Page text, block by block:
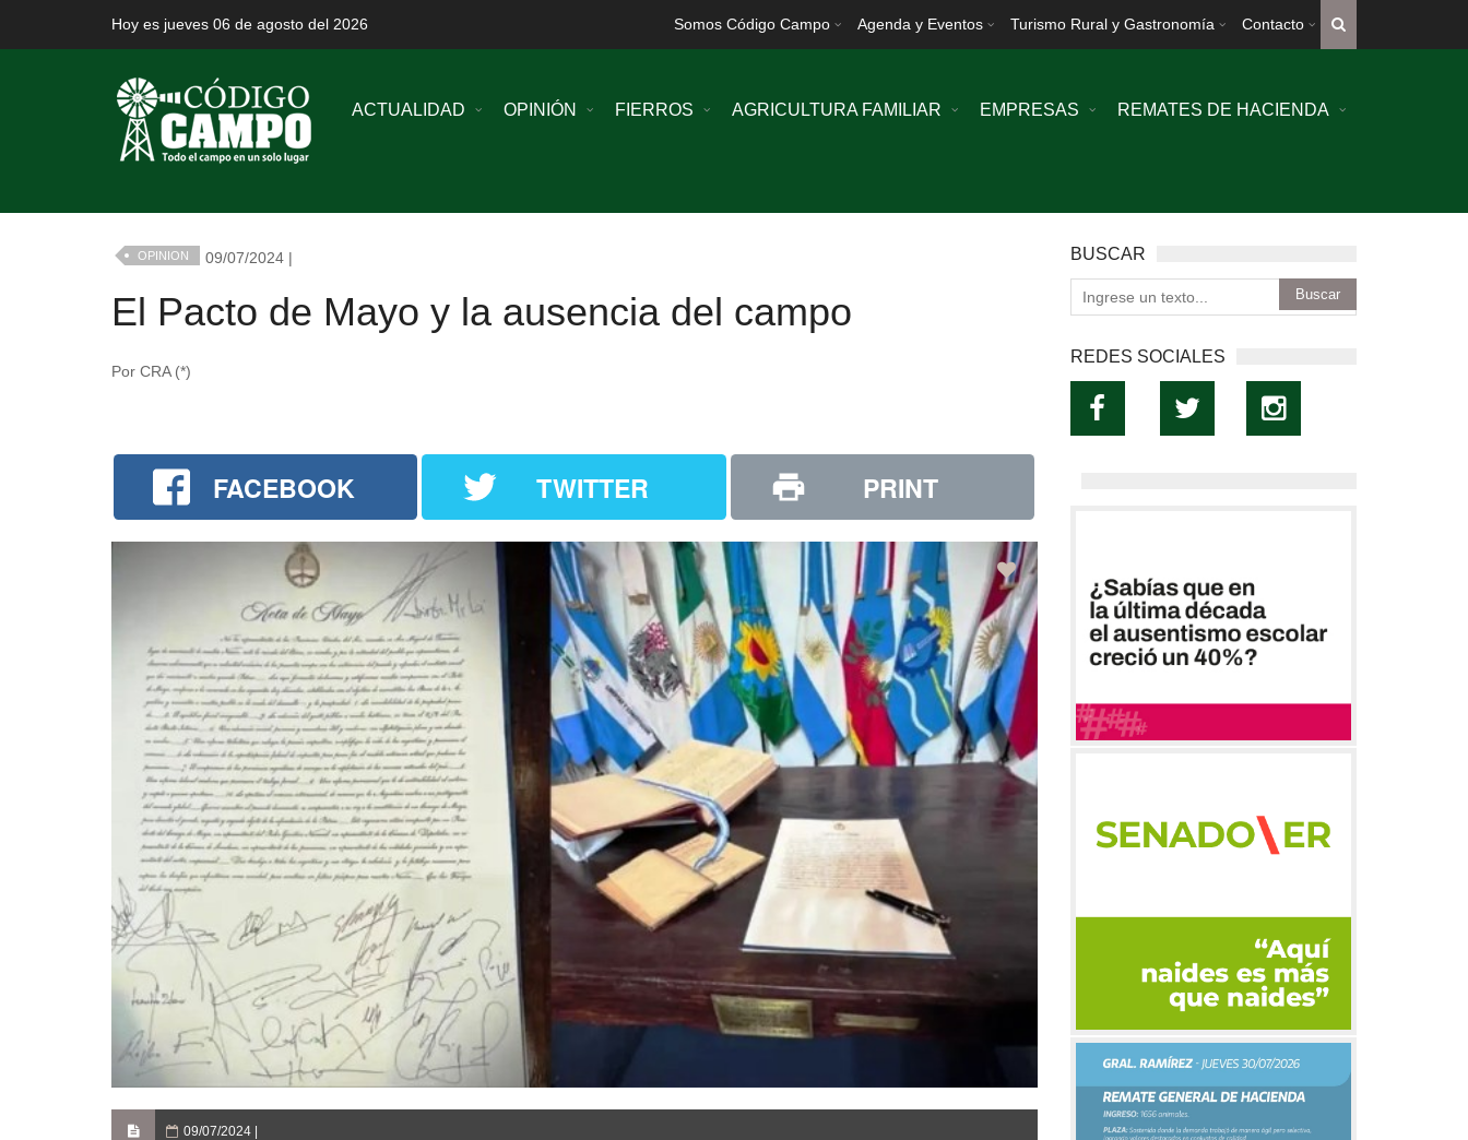
Hoy es jueves 06 de agosto del 2026 Somos Código Campo Agenda y Eventos Turismo Rural y Gastronomía Contacto
ACTUALIDAD OPINIÓN FIERROS AGRICULTURA FAMILIAR EMPRESAS REMATES DE HACIENDA
OPINION 09/07/2024 |
El Pacto de Mayo y la ausencia del campo
Por CRA (*)
FACEBOOK TWITTER PRINT
09/07/2024 |
BUSCAR
REDES SOCIALES